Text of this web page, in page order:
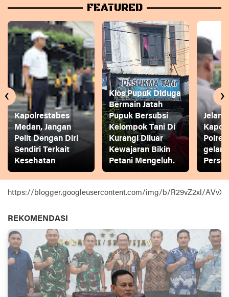
FEATURED
Kapolrestabes
Medan, Jangan
Pelit Dengan Diri
Sendiri Terkait
Kesehatan
Kios Pupuk Diduga
Bermain Jatah
Pupuk Bersubsi
Kelompok Tani Di
Kurangi Diluar
Kewajaran Bikin
Petani Mengeluh.
gelar
‹ ›
https://blogger.googleusercontent.com/img/b/R29vZ2xl/
REKOMENDASI